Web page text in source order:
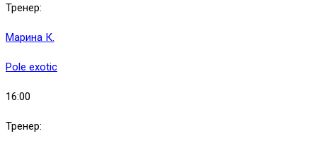
Тренер:
Марина К.
Pole exotic
16:00
Тренер: